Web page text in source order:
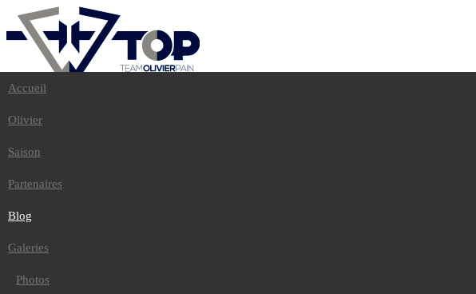
Olivier
Partenaires
Galeries
Accueil
Accueil
Olivier
Saison
Partenaires
Blog
Galeries
Photos